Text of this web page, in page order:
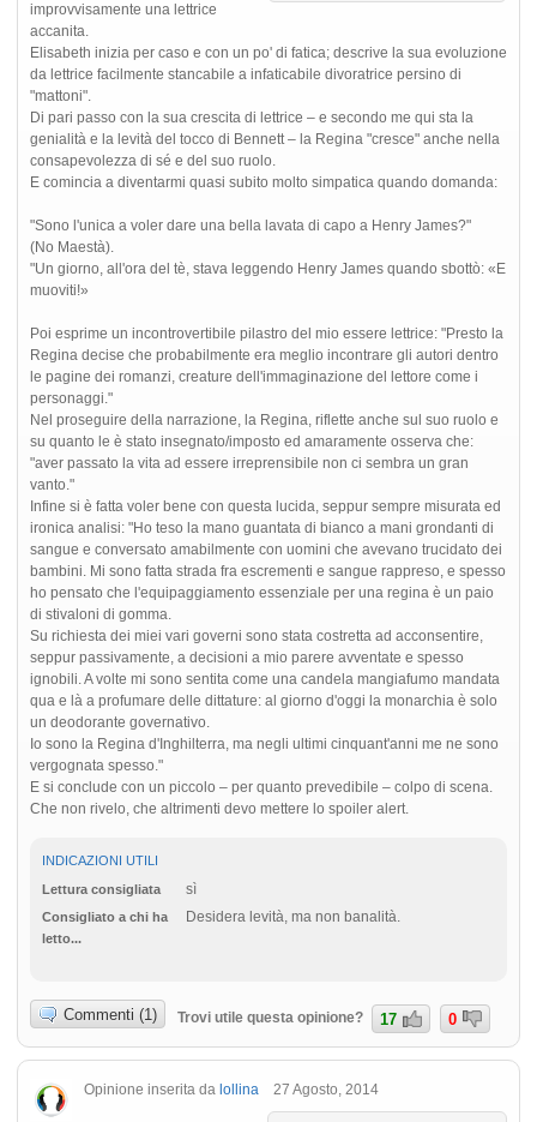
improvvisamente una lettrice
accanita.
Elisabeth inizia per caso e con un po' di fatica; descrive la sua evoluzione
da lettrice facilmente stancabile a infaticabile divoratrice persino di
"mattoni".
Di pari passo con la sua crescita di lettrice – e secondo me qui sta la
genialità e la levità del tocco di Bennett – la Regina "cresce" anche nella
consapevolezza di sé e del suo ruolo.
E comincia a diventarmi quasi subito molto simpatica quando domanda:
"Sono l'unica a voler dare una bella lavata di capo a Henry James?"
(No Maestà).
"Un giorno, all'ora del tè, stava leggendo Henry James quando sbottò: «E
muoviti!»
Poi esprime un incontrovertibile pilastro del mio essere lettrice: "Presto la
Regina decise che probabilmente era meglio incontrare gli autori dentro
le pagine dei romanzi, creature dell'immaginazione del lettore come i
personaggi."
Nel proseguire della narrazione, la Regina, riflette anche sul suo ruolo e
su quanto le è stato insegnato/imposto ed amaramente osserva che:
"aver passato la vita ad essere irreprensibile non ci sembra un gran
vanto."
Infine si è fatta voler bene con questa lucida, seppur sempre misurata ed
ironica analisi: "Ho teso la mano guantata di bianco a mani grondanti di
sangue e conversato amabilmente con uomini che avevano trucidato dei
bambini. Mi sono fatta strada fra escrementi e sangue rappreso, e spesso
ho pensato che l'equipaggiamento essenziale per una regina è un paio
di stivaloni di gomma.
Su richiesta dei miei vari governi sono stata costretta ad acconsentire,
seppur passivamente, a decisioni a mio parere avventate e spesso
ignobili. A volte mi sono sentita come una candela mangiafumo mandata
qua e là a profumare delle dittature: al giorno d'oggi la monarchia è solo
un deodorante governativo.
Io sono la Regina d'Inghilterra, ma negli ultimi cinquant'anni me ne sono
vergognata spesso."
E si conclude con un piccolo – per quanto prevedibile – colpo di scena.
Che non rivelo, che altrimenti devo mettere lo spoiler alert.
INDICAZIONI UTILI
Lettura consigliata
sì
Consigliato a chi ha
letto...
Desidera levità, ma non banalità.
Commenti (1) Trovi utile questa opinione? 17 0
Opinione inserita da lollina 27 Agosto, 2014